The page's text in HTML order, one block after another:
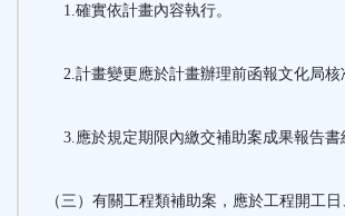
1.確實依計畫內容執行。
2.計畫變更應於計畫辦理前函報文化局核
3.應於規定期限內繳交補助案成果報告書
（三）有關工程類補助案，應於工程開工